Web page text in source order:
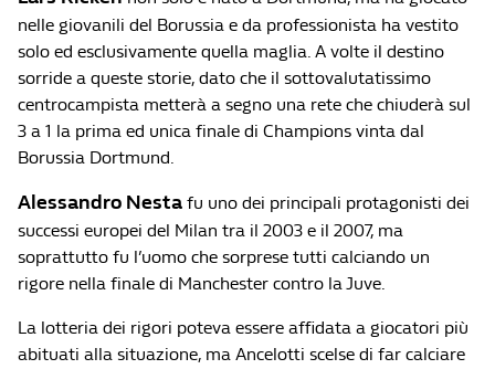
nelle giovanili del Borussia e da professionista ha vestito
solo ed esclusivamente quella maglia. A volte il destino
sorride a queste storie, dato che il sottovalutatissimo
centrocampista metterà a segno una rete che chiuderà sul
3 a 1 la prima ed unica finale di Champions vinta dal
Borussia Dortmund.
Alessandro Nesta fu uno dei principali protagonisti dei
successi europei del Milan tra il 2003 e il 2007, ma
soprattutto fu l’uomo che sorprese tutti calciando un
rigore nella finale di Manchester contro la Juve.
La lotteria dei rigori poteva essere affidata a giocatori più
abituati alla situazione, ma Ancelotti scelse di far calciare